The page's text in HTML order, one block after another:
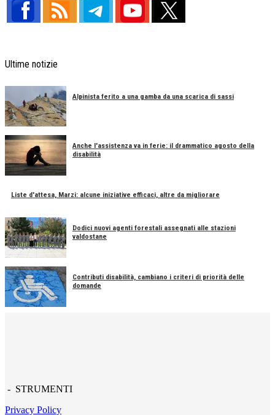
Ultime notizie
Alpinista ferito a una gamba da una scarica di sassi
Anche l'assistenza va in ferie: il drammatico agosto della
disabilità
Liste d'attesa, Marzi: alcune iniziative efficaci, altre da migliorare
Dodici nuovi agenti forestali assegnati alle stazioni
valdostane
Contributi disabilità, cambiano i criteri di priorità delle
domande
- STRUMENTI
Privacy Policy